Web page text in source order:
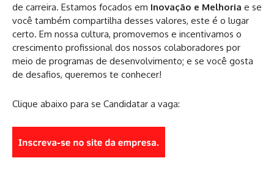
de carreira. Estamos focados em Inovação e Melhoria e se
você também compartilha desses valores, este é o lugar
certo. Em nossa cultura, promovemos e incentivamos o
crescimento profissional dos nossos colaboradores por
meio de programas de desenvolvimento; e se você gosta
de desafios, queremos te conhecer!
Clique abaixo para se Candidatar a vaga: